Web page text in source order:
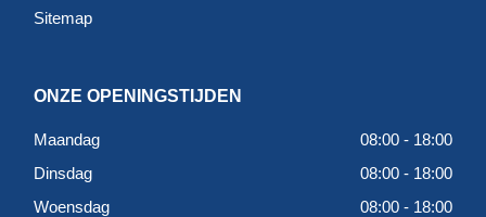
Sitemap
ONZE OPENINGSTIJDEN
Maandag
08:00 - 18:00
Dinsdag
08:00 - 18:00
Woensdag
08:00 - 18:00